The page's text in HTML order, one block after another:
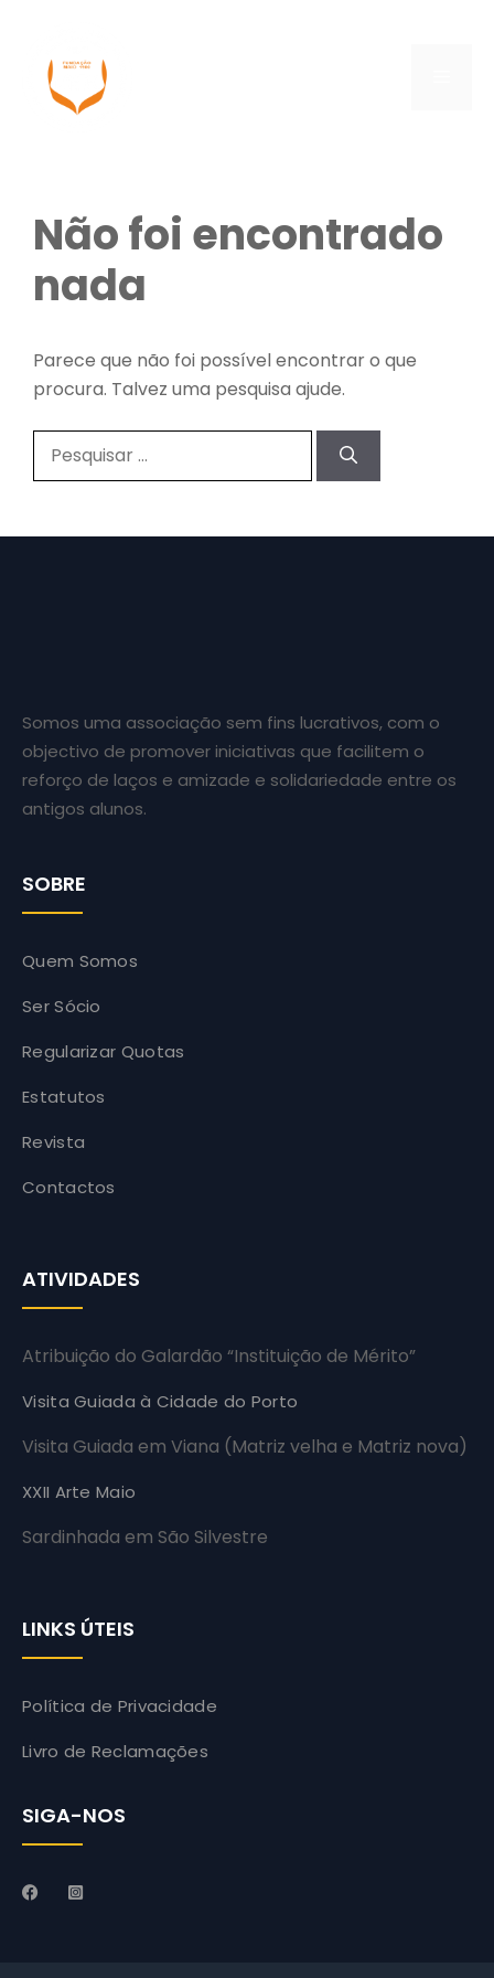
conteúdo
Não foi encontrado
nada
Parece que não foi possível encontrar o que
procura. Talvez uma pesquisa ajude.
Pesquisar
Somos uma associação sem fins lucrativos, com o
objectivo de promover iniciativas que facilitem o
reforço de laços e amizade e solidariedade entre os
antigos alunos.
SOBRE
Quem Somos
Ser Sócio
Regularizar Quotas
Estatutos
Revista
Contactos
ATIVIDADES
Atribuição do Galardão “Instituição de Mérito”
Visita Guiada à Cidade do Porto
Visita Guiada em Viana (Matriz velha e Matriz nova)
XXII Arte Maio
Sardinhada em São Silvestre
LINKS ÚTEIS
Política de Privacidade
Livro de Reclamações
SIGA-NOS